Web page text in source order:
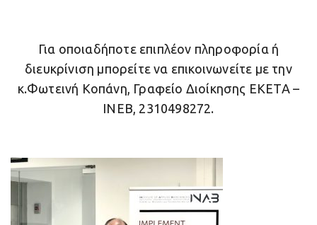
Για οποιαδήποτε επιπλέον πληροφορία ή
διευκρίνιση μπορείτε να επικοινωνείτε με την
κ.Φωτεινή Κοπάνη, Γραφείο Διοίκησης ΕΚΕΤΑ –
ΙΝΕΒ, 2310498272.